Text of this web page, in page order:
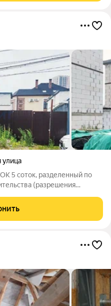
улица
5 соток, разделенный по
(разрешения